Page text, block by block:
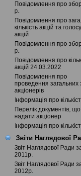
Повідомлення про
р.
Повідомлення про
кількість акцій та
акцій
Повідомлення про
р.
Повідомлення про
акцій 24.03.2022
Повідомлення про
проведення загальних
акціонерів
Інформація про
Перелік документів,
надати акціонер
Інформація про
Звіти Наглядової
Звіт Наглядової Ради
2011р.
Звіт Наглядової Ради
2012р.